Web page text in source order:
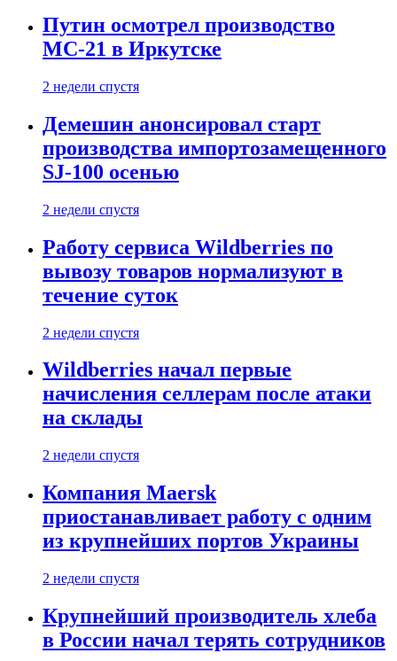
Путин осмотрел производство
МС-21 в Иркутске
2 недели спустя
Демешин анонсировал старт
производства импортозамещенного
SJ-100 осенью
2 недели спустя
Работу сервиса Wildberries по
вывозу товаров нормализуют в
течение суток
2 недели спустя
Wildberries начал первые
начисления селлерам после атаки
на склады
2 недели спустя
Компания Maersk
приостанавливает работу с одним
из крупнейших портов Украины
2 недели спустя
Крупнейший производитель хлеба
в России начал терять сотрудников